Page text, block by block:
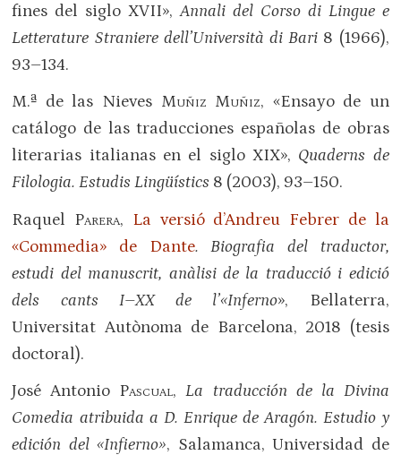
fines del siglo XVII»,Annali del Corso di Lingue e
Letterature Straniere dell’Università di Bari 8 (1966),
93–134.
M.ª de las Nieves Muñiz Muñiz, «Ensayo de un
catálogo de las traducciones españolas de obras
literarias italianas en el siglo XIX», Quaderns de
Filologia. Estudis Lingüístics 8 (2003), 93–150.
Raquel Parera, La versió d’Andreu Febrer de la
«Commedia» de Dante. Biografia del traductor,
estudi del manuscrit, anàlisi de la traducció i edició
dels cants I–XX de l’«Inferno», Bellaterra,
Universitat Autònoma de Barcelona, 2018 (tesis
doctoral).
José Antonio Pascual,La traducción de la Divina
Comedia atribuida a D. Enrique de Aragón. Estudio y
edición del «Infierno», Salamanca, Universidad de